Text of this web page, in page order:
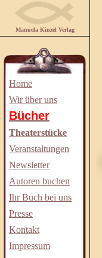
Manuela Kinzel Verlag
Home
Wir über uns
Bücher
Theaterstücke
Veranstaltungen
Newsletter
Autoren buchen
Ihr Buch bei uns
Presse
Kontakt
Impressum